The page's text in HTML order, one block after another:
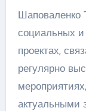
Шаповаленко
социальных и
проектах,
регулярно
актуальными